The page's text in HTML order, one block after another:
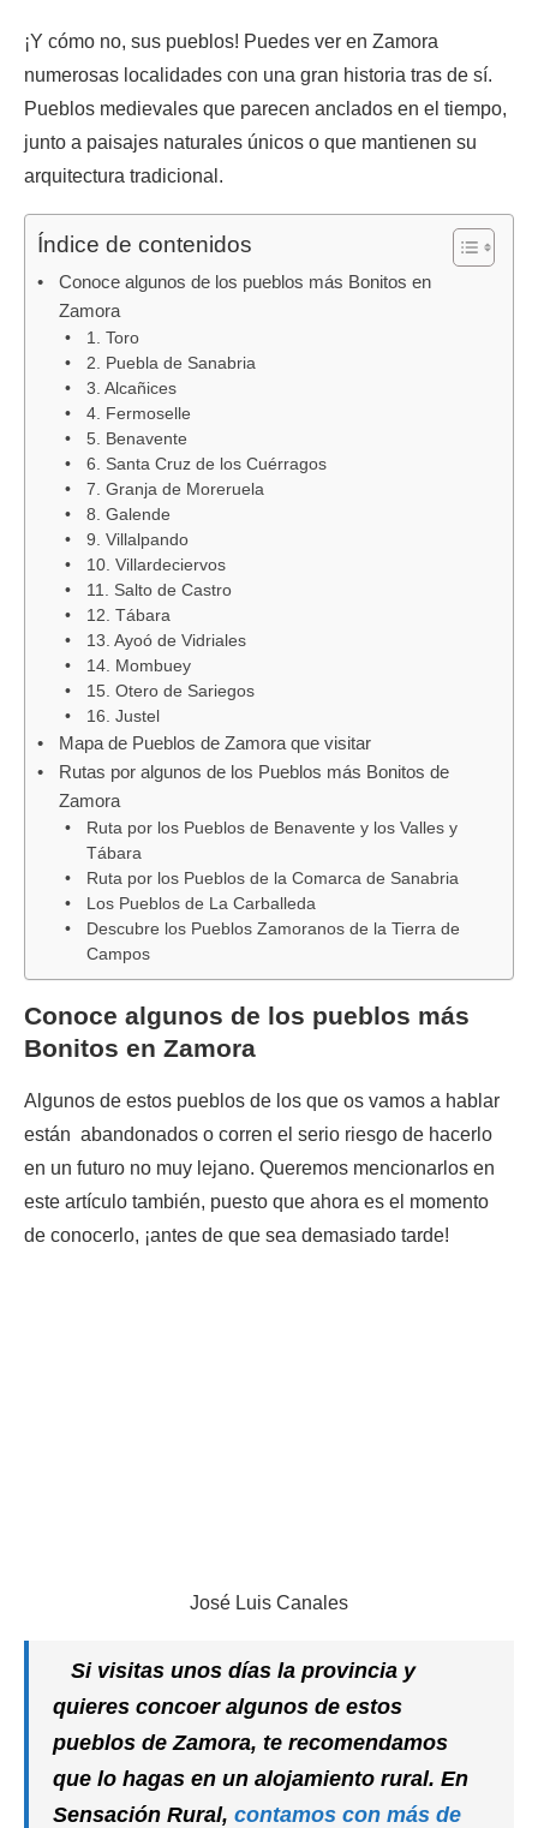
¡Y cómo no, sus pueblos! Puedes ver en Zamora
numerosas localidades con una gran historia tras de sí.
Pueblos medievales que parecen anclados en el tiempo,
junto a paisajes naturales únicos o que mantienen su
arquitectura tradicional.
Índice de contenidos
Conoce algunos de los pueblos más Bonitos en
Zamora
1. Toro
2. Puebla de Sanabria
3. Alcañices
4. Fermoselle
5. Benavente
6. Santa Cruz de los Cuérragos
7. Granja de Moreruela
8. Galende
9. Villalpando
10. Villardeciervos
11. Salto de Castro
12. Tábara
13. Ayoó de Vidriales
14. Mombuey
15. Otero de Sariegos
16. Justel
Mapa de Pueblos de Zamora que visitar
Rutas por algunos de los Pueblos más Bonitos de
Zamora
Ruta por los Pueblos de Benavente y los Valles y
Tábara
Ruta por los Pueblos de la Comarca de Sanabria
Los Pueblos de La Carballeda
Descubre los Pueblos Zamoranos de la Tierra de
Campos
Conoce algunos de los pueblos más
Bonitos en Zamora
Algunos de estos pueblos de los que os vamos a hablar
están abandonados o corren el serio riesgo de hacerlo
en un futuro no muy lejano. Queremos mencionarlos en
este artículo también, puesto que ahora es el momento
de conocerlo, ¡antes de que sea demasiado tarde!
José Luis Canales
Si visitas unos días la provincia y
quieres concoer algunos de estos
pueblos de Zamora, te recomendamos
que lo hagas en un alojamiento rural. En
Sensación Rural, contamos con más de